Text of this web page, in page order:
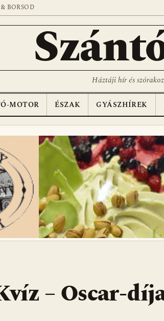
BORSOD
Háztáji hír és
MOTOR ÉSZAK GYÁSZHÍREK
– Oscar-